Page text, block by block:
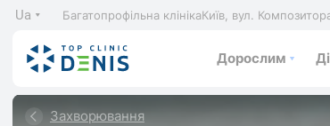
Ua Багатопрофільна клінікаКиїв, вул.
Дорослим
Захворювання